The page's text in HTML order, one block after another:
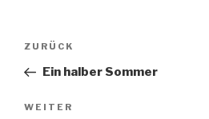
Beitragsnavigation
Vorheriger
Beitrag
ZURÜCK
Ein halber Sommer
Nächster
WEITER